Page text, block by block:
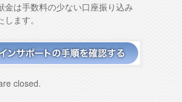
金は手数料の少ない口座振り込み
ます。
closed.